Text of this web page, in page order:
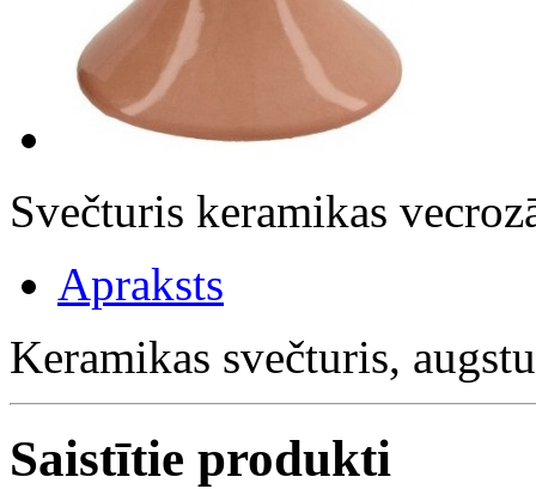
Svečturis keramikas
Apraksts
Keramikas svečturis,
Saistītie produkti